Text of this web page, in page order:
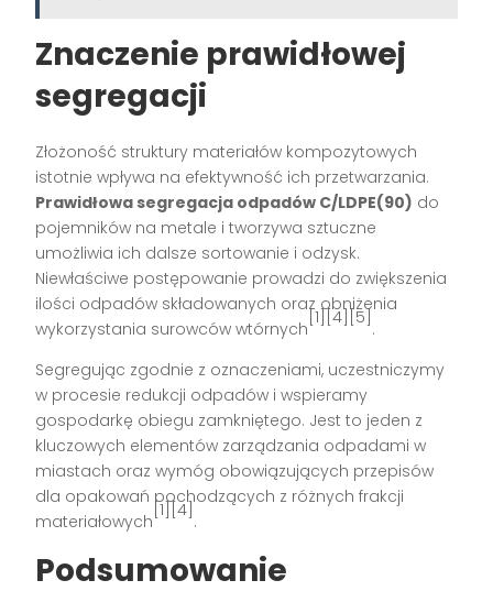
Znaczenie prawidłowej
segregacji
Złożoność struktury materiałów kompozytowych
istotnie wpływa na efektywność ich przetwarzania.
Prawidłowa segregacja odpadów C/LDPE(90) do
pojemników na metale i tworzywa sztuczne
umożliwia ich dalsze sortowanie i odzysk.
Niewłaściwe postępowanie prowadzi do zwiększenia
ilości odpadów składowanych oraz obniżenia
wykorzystania surowców wtórnych
[1][4][5]
.
Segregując zgodnie z oznaczeniami, uczestniczymy
w procesie redukcji odpadów i wspieramy
gospodarkę obiegu zamkniętego. Jest to jeden z
kluczowych elementów zarządzania odpadami w
miastach oraz wymóg obowiązujących przepisów
dla opakowań pochodzących z różnych frakcji
materiałowych
[1][4]
.
Podsumowanie